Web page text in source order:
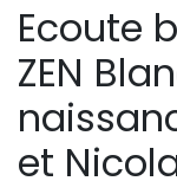
Ecoute
ZEN
et